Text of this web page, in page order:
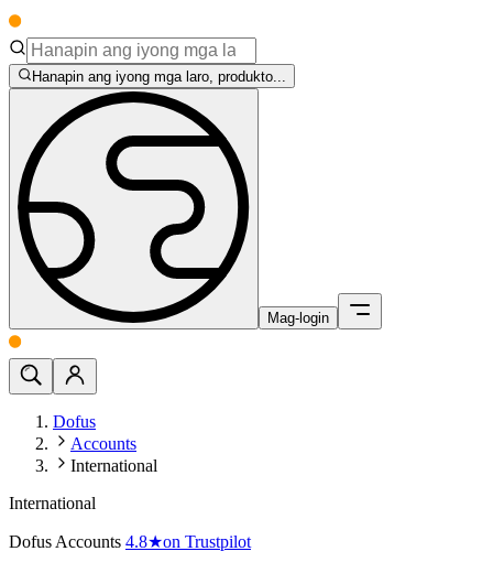
Hanapin ang iyong mga laro, produkto...
Mag-login
Dofus
Accounts
International
International
Dofus Accounts 4.8★on Trustpilot